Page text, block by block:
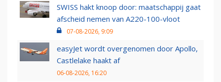
SWISS hakt knoop door: maatschappij gaat
afscheid nemen van A220-100-vloot
07-08-2026, 9:09
easyJet wordt overgenomen door Apollo,
Castlelake haakt af
06-08-2026, 16:20